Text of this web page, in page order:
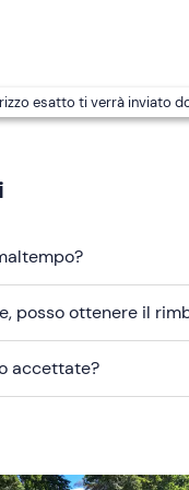
esatto ti verrà inviato
posso ottenere il
accettate?